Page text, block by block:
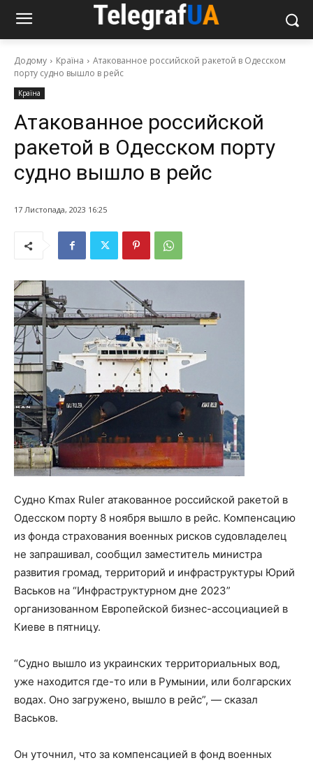
Додому Країна
Атакованное российской ракетой в Одесском
порту судно вышло в рейс
Країна
Атакованное российской
ракетой в Одесском порту
судно вышло в рейс
17 Листопада, 2023 16:25
Судно Kmax Ruler атакованное российской ракетой в
Одесском порту 8 ноября вышло в рейс. Компенсацию
из фонда страхования военных рисков судовладелец
не запрашивал, сообщил заместитель министра
развития громад, территорий и инфраструктуры Юрий
Васьков на “Инфраструктурном дне 2023”
организованном Европейской бизнес-ассоциацией в
Киеве в пятницу.
“Судно вышло из украинских территориальных вод,
уже находится где-то или в Румынии, или болгарских
водах. Оно загружено, вышло в рейс”, — сказал
Васьков.
Он уточнил, что за компенсацией в фонд военных